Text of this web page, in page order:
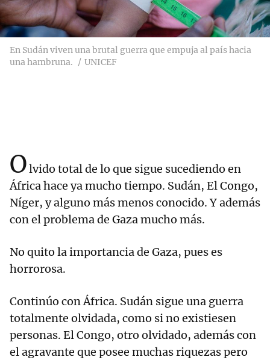
En Sudán viven una brutal guerra que empuja al país hacia
una hambruna.
UNICEF
Olvido total de lo que sigue sucediendo en
África hace ya mucho tiempo. Sudán, El Congo,
Níger, y alguno más menos conocido. Y además
con el problema de Gaza mucho más.
No quito la importancia de Gaza, pues es
horrorosa.
Continúo con África. Sudán sigue una guerra
totalmente olvidada, como si no existiesen
personas. El Congo, otro olvidado, además con
el agravante que posee muchas riquezas pero